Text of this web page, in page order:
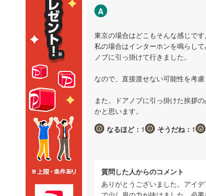
A
東京の場合はどこもそんな感じです
私の場合はインターホンを鳴らし
ノブに引っ掛けて行きました。
なので、直接渡せない可能性を考
また、ドアノブに引っ掛けた挨拶
かと思います。
なるほど： 1 そうだね： 1
質問した人からのコメント
ありがとうございました。アイ